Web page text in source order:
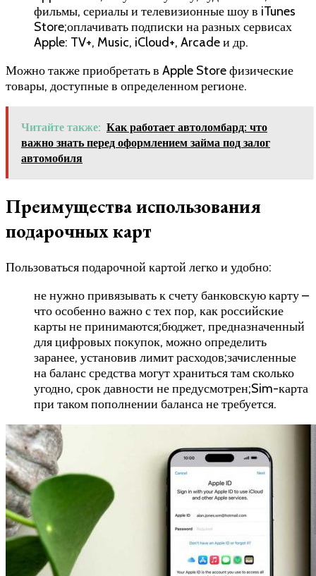
фильмы, сериалы и телевизионные шоу в iTunes
Store;оплачивать подписки на разных сервисах
Apple: TV+, Music, iCloud+, Arcade и др.
Можно также приобретать в Apple Store физические
товары, доступные в определенном регионе.
Читайте также: Как работает автоломбард: что
важно знать перед оформлением займа под залог
автомобиля
Преимущества использования
подарочных карт
Пользоваться подарочной картой легко и удобно:
не нужно привязывать к счету банковскую карту –
что особенно важно с тех пор, как российские
карты не принимаются;бюджет, предназначенный
для цифровых покупок, можно определить
заранее, установив лимит расходов;зачисленные
на баланс средства могут храниться там сколько
угодно, срок давности не предусмотрен;Sim-карта
при таком пополнении баланса не требуется.